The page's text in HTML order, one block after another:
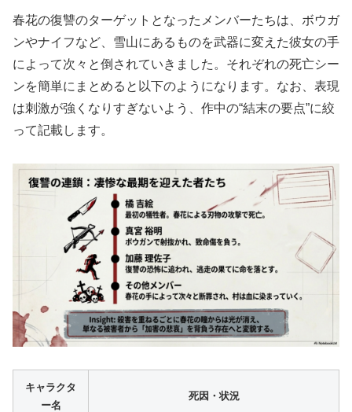
春花の復讐のターゲットとなったメンバーたちは、ボウガ
ンやナイフなど、雪山にあるものを武器に変えた彼女の手
によって次々と倒されていきました。それぞれの死亡シー
ンを簡単にまとめると以下のようになります。なお、表現
は刺激が強くなりすぎないよう、作中の“結末の要点”に絞
って記載します。
キャラクタ
ー名
死因・状況